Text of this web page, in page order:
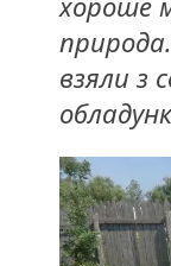
взяли з